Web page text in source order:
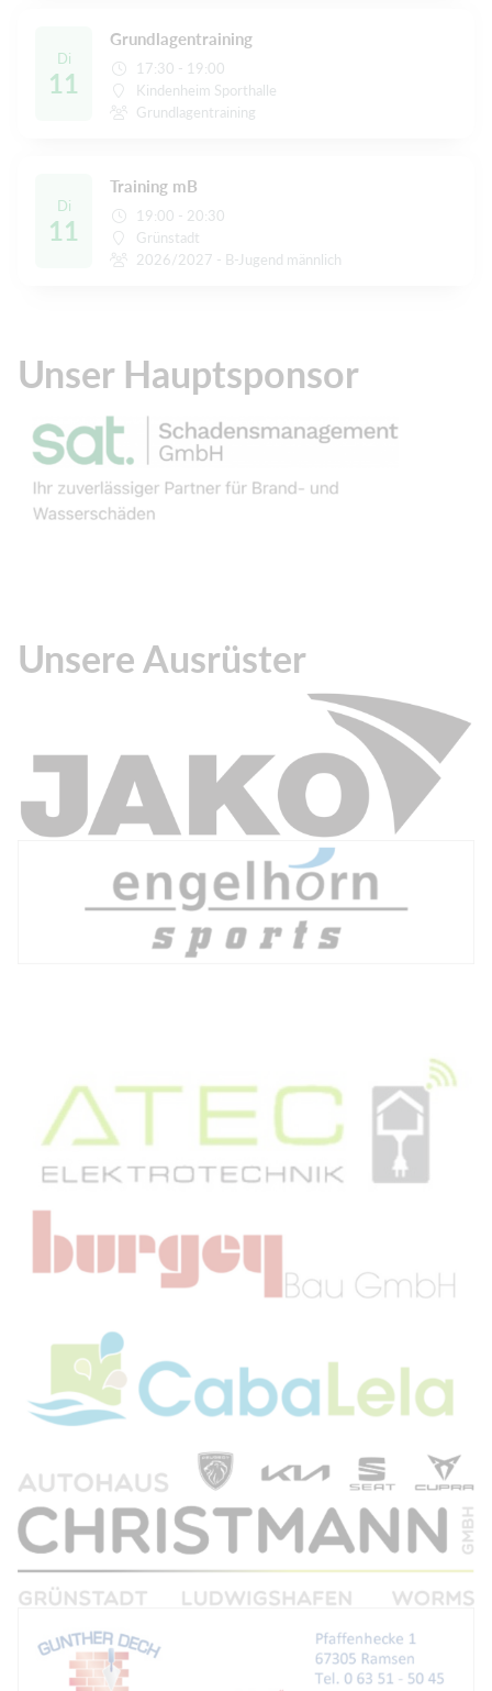
Di
11
Grundlagentraining
17:30 - 19:00
Kindenheim Sporthalle
Grundlagentraining
Di
11
Training mB
19:00 - 20:30
Grünstadt
2026/2027 - B-Jugend männlich
Unser Hauptsponsor
Unsere Ausrüster